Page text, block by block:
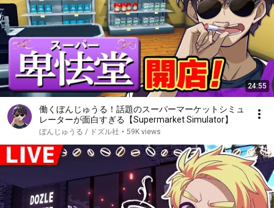
24:55
働くぼんじゅうる！話題のスーパーマーケットシミュ
レーターが面白すぎる【Supermarket Simulator】
ぼんじゅうる / ドズル社 • 59K views